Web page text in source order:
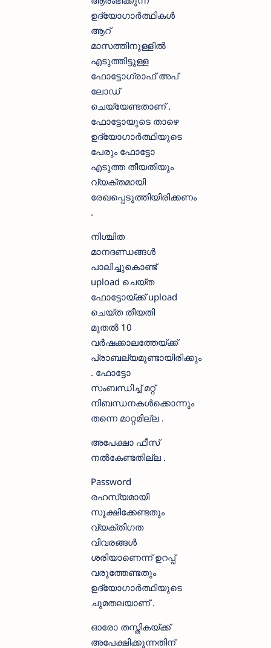
ഉദ്യോഗാർത്ഥികൾ
ആറ്
മാസത്തിനുള്ളിൽ
എടുത്തിട്ടുള്ള
ഫോട്ടോഗ്രാഫ് അപ്
ലോഡ്
ചെയ്യേണ്ടതാണ് .
ഫോട്ടോയുടെ താഴെ
ഉദ്യോഗാർത്ഥിയുടെ
പേരും ഫോട്ടോ
എടുത്ത തീയതിയും
വ്യക്തമായി
രേഖപ്പെടുത്തിയിരിക്കണം
.
നിശ്ചിത
മാനദണ്ഡങ്ങൾ
പാലിച്ചുകൊണ്ട്
upload ചെയ്ത
ഫോട്ടോയ്ക്ക് upload
ചെയ്ത തീയതി
മുതൽ 10
വർഷക്കാലത്തേയ്ക്ക്
പ്രാബല്യമുണ്ടായിരിക്കും
. ഫോട്ടോ
സംബന്ധിച്ച് മറ്റ്
നിബന്ധനകൾക്കൊന്നും
തന്നെ മാറ്റമില്ല .
അപേക്ഷാ ഫീസ്
നൽകേണ്ടതില്ല .
Password
രഹസ്യമായി
സൂക്ഷിക്കേണ്ടതും
വ്യക്തിഗത
വിവരങ്ങൾ
ശരിയാണെന്ന് ഉറപ്പ്
വരുത്തേണ്ടതും
ഉദ്യോഗാർത്ഥിയുടെ
ചുമതലയാണ് .
ഓരോ തസ്തികയ്ക്ക്
അപേക്ഷിക്കുന്നതിന്